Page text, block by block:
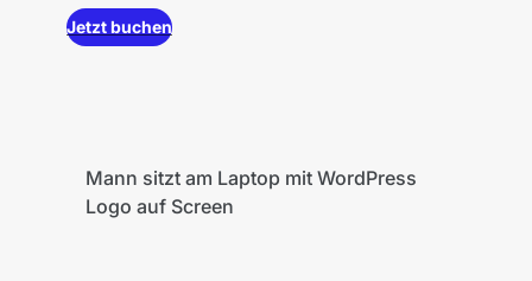
Jetzt buchen
Mann sitzt am Laptop mit WordPress
Logo auf Screen